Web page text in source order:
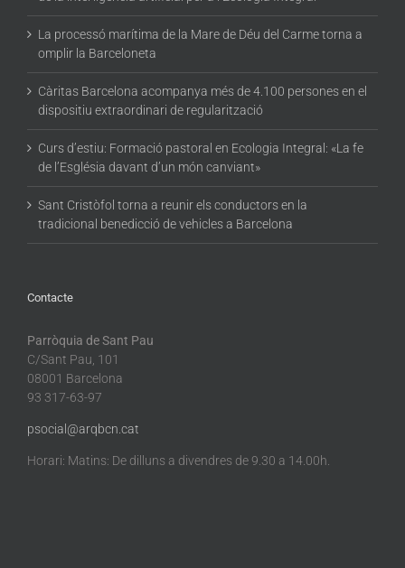
La processó marítima de la Mare de Déu del Carme torna a
omplir la Barceloneta
Càritas Barcelona acompanya més de 4.100 persones en el
dispositiu extraordinari de regularització
Curs d’estiu: Formació pastoral en Ecologia Integral: «La fe
de l’Església davant d’un món canviant»
Sant Cristòfol torna a reunir els conductors en la
tradicional benedicció de vehicles a Barcelona
Contacte
Parròquia de Sant Pau
C/Sant Pau, 101
08001 Barcelona
93 317-63-97
psocial@arqbcn.cat
Horari: Matins: De dilluns a divendres de 9.30 a 14.00h.